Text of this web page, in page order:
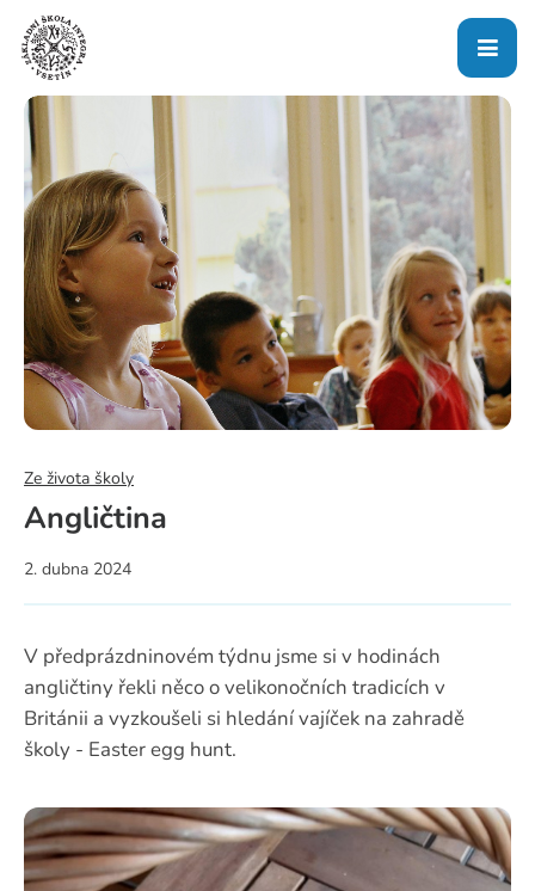
Ze života školy
Angličtina
2. dubna 2024
V předprázdninovém týdnu jsme si v hodinách
angličtiny řekli něco o velikonočních tradicích v
Británii a vyzkoušeli si hledání vajíček na zahradě
školy - Easter egg hunt.